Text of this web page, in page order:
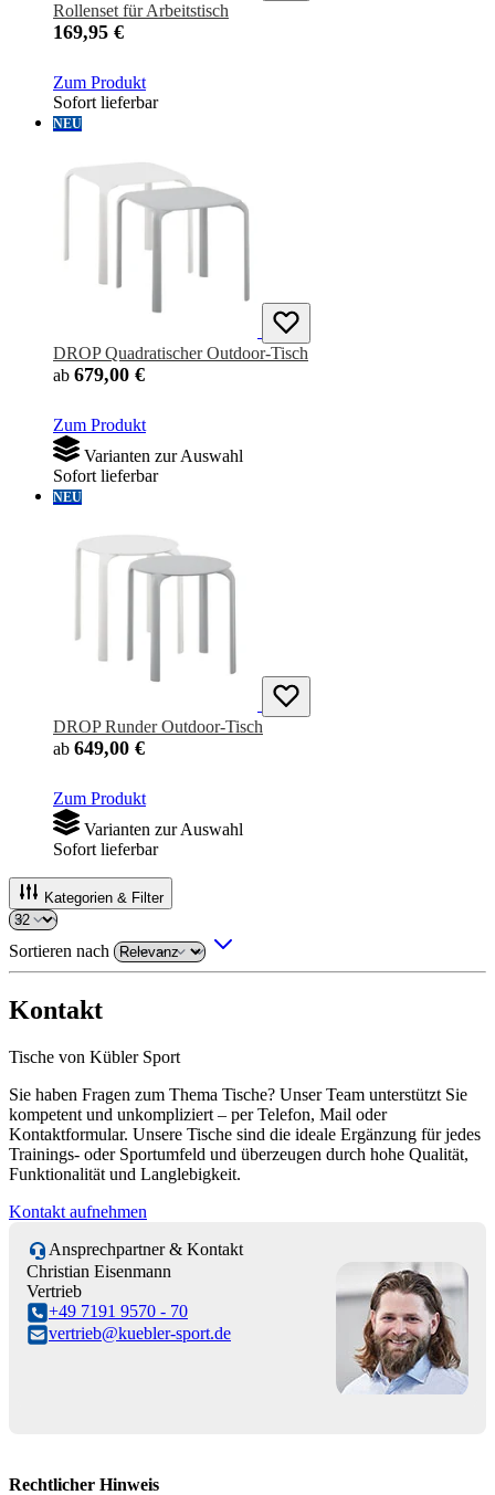
Rollenset für Arbeitstisch
169,95 €
Zum Produkt
Sofort lieferbar
NEU
DROP Quadratischer Outdoor-Tisch
ab 679,00 €
Zum Produkt
Varianten zur Auswahl
Sofort lieferbar
NEU
DROP Runder Outdoor-Tisch
ab 649,00 €
Zum Produkt
Varianten zur Auswahl
Sofort lieferbar
Kategorien & Filter
Sortieren nach
Kontakt
Tische von Kübler Sport
Sie haben Fragen zum Thema Tische? Unser Team unterstützt Sie
kompetent und unkompliziert – per Telefon, Mail oder
Kontaktformular. Unsere Tische sind die ideale Ergänzung für jedes
Trainings- oder Sportumfeld und überzeugen durch hohe Qualität,
Funktionalität und Langlebigkeit.
Kontakt aufnehmen
Ansprechpartner & Kontakt
Christian Eisenmann
Vertrieb
+49 7191 9570 - 70
vertrieb@kuebler-sport.de
Rechtlicher Hinweis